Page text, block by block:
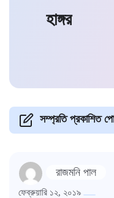
হাঙ্গর
সম্প্রতি প্রকাশিত
রাজমনি পাল
ফেব্রুয়ারি ১২, ২০১৯